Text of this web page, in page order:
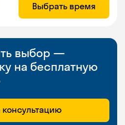
Выбрать время
выбор —
на бесплатную
консультацию